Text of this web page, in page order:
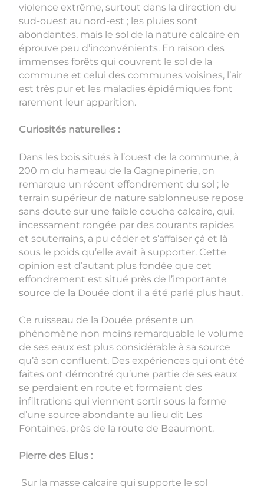
violence extrême, surtout dans la direction du
sud-ouest au nord-est ; les pluies sont
abondantes, mais le sol de la nature calcaire en
éprouve peu d’inconvénients. En raison des
immenses forêts qui couvrent le sol de la
commune et celui des communes voisines, l’air
est très pur et les maladies épidémiques font
rarement leur apparition.
Curiosités naturelles :
Dans les bois situés à l’ouest de la commune, à
200 m du hameau de la Gagnepinerie, on
remarque un récent effondrement du sol ; le
terrain supérieur de nature sablonneuse repose
sans doute sur une faible couche calcaire, qui,
incessament rongée par des courants rapides
et souterrains, a pu céder et s’affaiser çà et là
sous le poids qu’elle avait à supporter. Cette
opinion est d’autant plus fondée que cet
effondrement est situé près de l’importante
source de la Douée dont il a été parlé plus haut.
Ce ruisseau de la Douée présente un
phénomène non moins remarquable le volume
de ses eaux est plus considérable à sa source
qu’à son confluent. Des expériences qui ont été
faites ont démontré qu’une partie de ses eaux
se perdaient en route et formaient des
infiltrations qui viennent sortir sous la forme
d’une source abondante au lieu dit Les
Fontaines, près de la route de Beaumont.
Pierre des Elus :
Sur la masse calcaire qui supporte le sol